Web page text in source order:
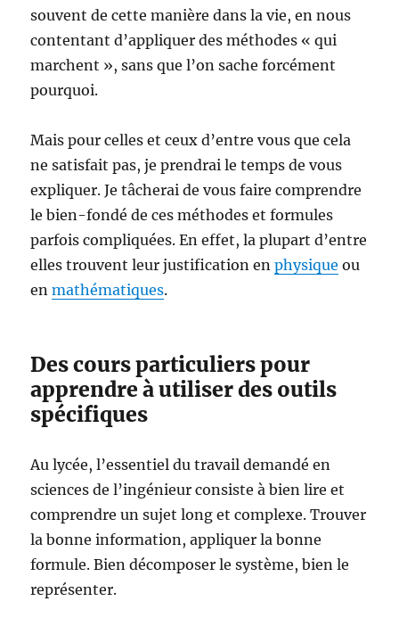
souvent de cette manière dans la vie, en nous
contentant d’appliquer des méthodes « qui
marchent », sans que l’on sache forcément
pourquoi.
Mais pour celles et ceux d’entre vous que cela
ne satisfait pas, je prendrai le temps de vous
expliquer. Je tâcherai de vous faire comprendre
le bien-fondé de ces méthodes et formules
parfois compliquées. En effet, la plupart d’entre
elles trouvent leur justification enphysique ou
enmathématiques.
Des cours particuliers pour
apprendre à utiliser des outils
spécifiques
Au lycée, l’essentiel du travail demandé en
sciences de l’ingénieur consiste à bien lire et
comprendre un sujet long et complexe. Trouver
la bonne information, appliquer la bonne
formule. Bien décomposer le système, bien le
représenter.